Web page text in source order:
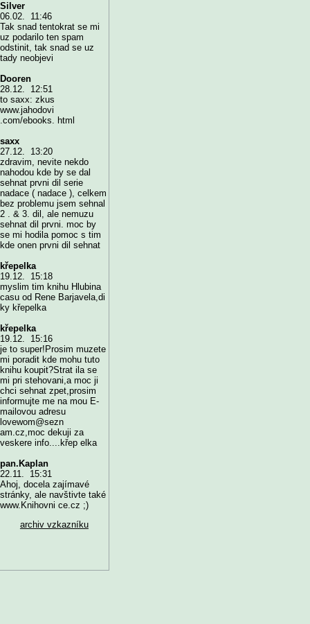
Silver
06.02. 11:46
Tak snad tentokrat se mi
uz podarilo ten spam
odstinit, tak snad se uz
tady neobjevi
Dooren
28.12. 12:51
to saxx: zkus
www.jahodovi
.com/ebooks. html
saxx
27.12. 13:20
zdravim, nevite nekdo
nahodou kde by se dal
sehnat prvni dil serie
nadace ( nadace ), celkem
bez problemu jsem sehnal
2 . & 3. dil, ale nemuzu
sehnat dil prvni. moc by
se mi hodila pomoc s tim
kde onen prvni dil sehnat
křepelka
19.12. 15:18
myslim tim knihu Hlubina
casu od Rene Barjavela,di
ky křepelka
křepelka
19.12. 15:16
je to super!Prosim muzete
mi poradit kde mohu tuto
knihu koupit?Strat ila se
mi pri stehovani,a moc ji
chci sehnat zpet,prosim
informujte me na mou E-
mailovou adresu
lovewom@sezn
am.cz,moc dekuji za
veskere info....křep elka
pan.Kaplan
22.11. 15:31
Ahoj, docela zajímavé
stránky, ale navštivte také
www.Knihovni ce.cz ;)
archiv vzkazníku